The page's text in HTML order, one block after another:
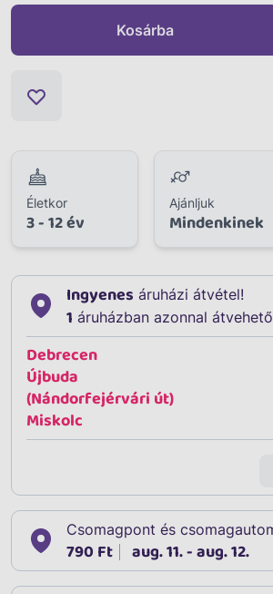
Kosárba
Életkor
3 - 12 év
Ajánljuk
Mindenkinek
Ingyenes áruházi átvétel!
1 áruházban azonnal
Debrecen
Újbuda
(Nándorfejérvári út)
Miskolc
Csomagpont és
790 Ft aug. 11. - aug. 12.